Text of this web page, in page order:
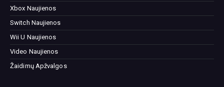
Xbox Naujienos
Switch Naujienos
Wii U Naujienos
Video Naujienos
Žaidimų Apžvalgos